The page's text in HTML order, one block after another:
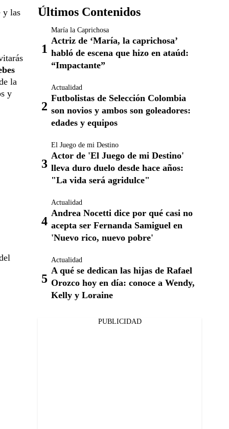
y las
la
y
Últimos Contenidos
María la Caprichosa
Actriz de ‘María, la caprichosa’
habló de escena que hizo en ataúd:
“Impactante”
Actualidad
Futbolistas de Selección Colombia
son novios y ambos son goleadores:
edades y equipos
El Juego de mi Destino
Actor de 'El Juego de mi Destino'
lleva duro duelo desde hace años:
"La vida será agridulce"
Actualidad
Andrea Nocetti dice por qué casi no
acepta ser Fernanda Samiguel en
'Nuevo rico, nuevo pobre'
Actualidad
A qué se dedican las hijas de Rafael
Orozco hoy en día: conoce a Wendy,
Kelly y Loraine
PUBLICIDAD